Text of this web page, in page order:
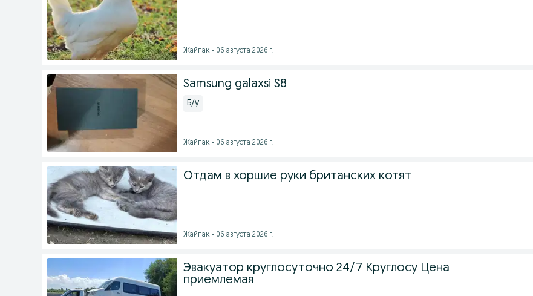
Жайпак - 06 августа 2026 г.
Samsung galaxsi S8
Б/у
Жайпак - 06 августа 2026 г.
Отдам в хоршие руки британских котят
Жайпак - 06 августа 2026 г.
Эвакуатор круглосуточно 24/7 Круглосу Цена
приемлемая